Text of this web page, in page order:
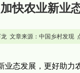
快农业新业
文章来源：中国乡村发现
业态发展，更好助